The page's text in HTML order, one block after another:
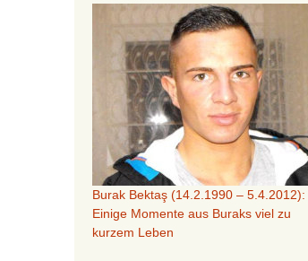
Burak Bektaş (14.2.1990 – 5.4.2012):
Einige Momente aus Buraks viel zu
kurzem Leben